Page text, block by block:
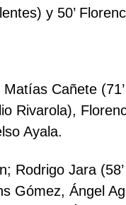
y 50’
Cañete
Rivarola),
Ayala.
Rodrigo Jara
Gómez, Ángel